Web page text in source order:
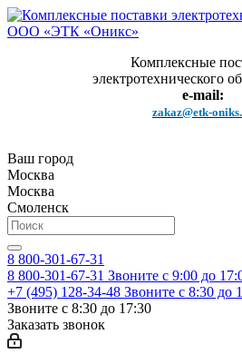
Комплексные
электротехнического
e-mail:
zakaz@etk-
Ваш город
Москва
Москва
Смоленск
8 800-301-67-31
8 800-301-67-31 Звоните с 9:00 до
+7 (495) 128-34-48 Звоните с 8:30 до
Звоните с 8:30 до 17:30
Заказать звонок